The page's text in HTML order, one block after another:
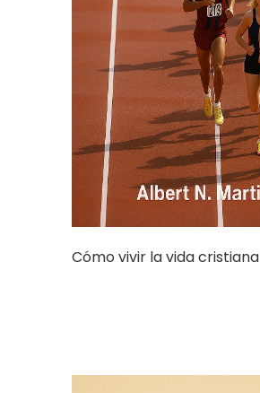
Cómo vivir la vida cristiana